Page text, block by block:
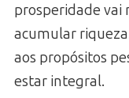
prosperidade vai
acumular
aos propósitos
estar integral.